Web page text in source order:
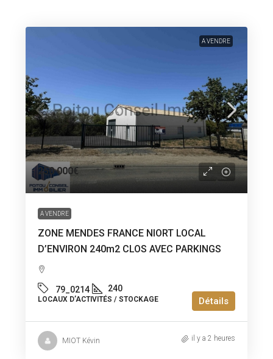
A VENDRE
250 000€
A VENDRE
ZONE MENDES FRANCE NIORT LOCAL
D’ENVIRON 240m2 CLOS AVEC PARKINGS
79_0214 240
LOCAUX D’ACTIVITÉS / STOCKAGE Détails
MIOT Kévin il y a 2 heures